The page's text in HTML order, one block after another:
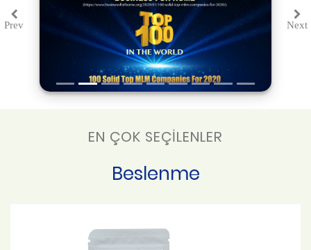
PrevPrevious Next
EN ÇOK SEÇİLENLER
Beslenme